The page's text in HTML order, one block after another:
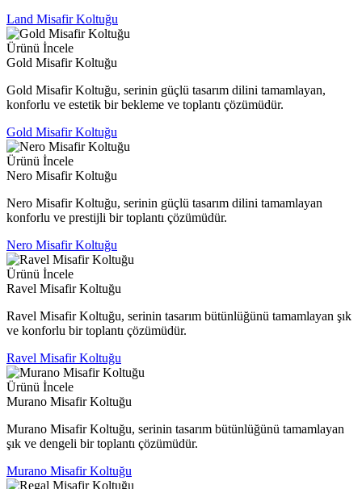
Land Misafir Koltuğu
Ürünü İncele
Gold Misafir Koltuğu
Gold Misafir Koltuğu, serinin güçlü tasarım dilini tamamlayan,
konforlu ve estetik bir bekleme ve toplantı çözümüdür.
Gold Misafir Koltuğu
Ürünü İncele
Nero Misafir Koltuğu
Nero Misafir Koltuğu, serinin güçlü tasarım dilini tamamlayan
konforlu ve prestijli bir toplantı çözümüdür.
Nero Misafir Koltuğu
Ürünü İncele
Ravel Misafir Koltuğu
Ravel Misafir Koltuğu, serinin tasarım bütünlüğünü tamamlayan şık
ve konforlu bir toplantı çözümüdür.
Ravel Misafir Koltuğu
Ürünü İncele
Murano Misafir Koltuğu
Murano Misafir Koltuğu, serinin tasarım bütünlüğünü tamamlayan
şık ve dengeli bir toplantı çözümüdür.
Murano Misafir Koltuğu